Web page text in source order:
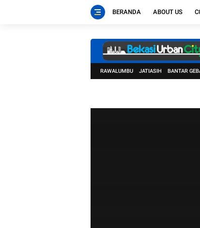
BERANDA ABOUT US
RAWALUMBU JATIASIH BANTAR